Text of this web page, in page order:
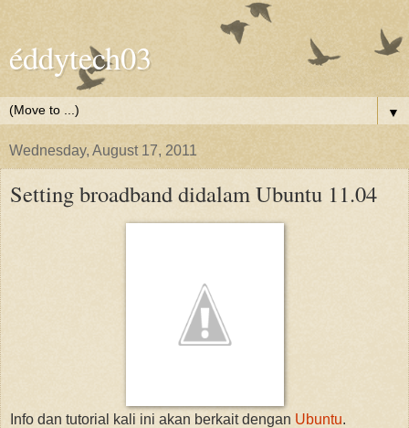
éddytech03
▼
Wednesday, August 17, 2011
Setting broadband didalam Ubuntu 11.04
Info dan tutorial kali ini akan berkait dengan Ubuntu.